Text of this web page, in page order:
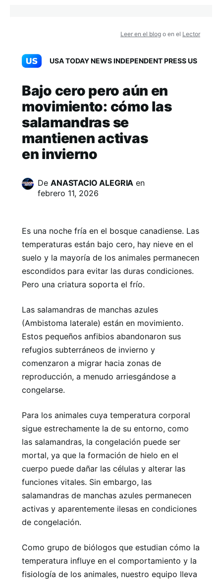
Leer en el blog o en el Lector
USA TODAY NEWS INDEPENDENT PRESS US
Bajo cero pero aún en
movimiento: cómo las
salamandras se
mantienen activas
en invierno
De ANASTACIO ALEGRIA en
febrero 11, 2026
Es una noche fría en el bosque canadiense. Las
temperaturas están bajo cero, hay nieve en el
suelo y la mayoría de los animales permanecen
escondidos para evitar las duras condiciones.
Pero una criatura soporta el frío.
Las salamandras de manchas azules
(Ambistoma laterale) están en movimiento.
Estos pequeños anfibios abandonaron sus
refugios subterráneos de invierno y
comenzaron a migrar hacia zonas de
reproducción, a menudo arriesgándose a
congelarse.
Para los animales cuya temperatura corporal
sigue estrechamente la de su entorno, como
las salamandras, la congelación puede ser
mortal, ya que la formación de hielo en el
cuerpo puede dañar las células y alterar las
funciones vitales. Sin embargo, las
salamandras de manchas azules permanecen
activas y aparentemente ilesas en condiciones
de congelación.
Como grupo de biólogos que estudian cómo la
temperatura influye en el comportamiento y la
fisiología de los animales, nuestro equipo lleva